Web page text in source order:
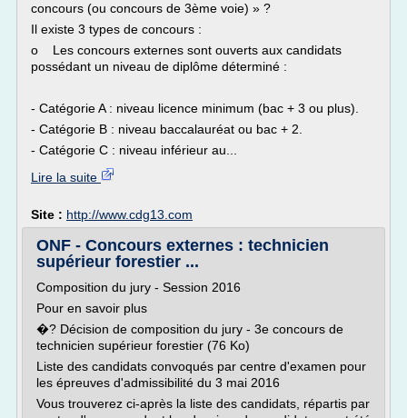
concours (ou concours de 3ème voie) » ?
Il existe 3 types de concours :
o Les concours externes sont ouverts aux candidats
possédant un niveau de diplôme déterminé :
- Catégorie A : niveau licence minimum (bac + 3 ou plus).
- Catégorie B : niveau baccalauréat ou bac + 2.
- Catégorie C : niveau inférieur au...
Lire la suite
Site : http://www.cdg13.com
ONF - Concours externes : technicien
supérieur forestier ...
Composition du jury - Session 2016
Pour en savoir plus
�? Décision de composition du jury - 3e concours de
technicien supérieur forestier (76 Ko)
Liste des candidats convoqués par centre d'examen pour
les épreuves d'admissibilité du 3 mai 2016
Vous trouverez ci-après la liste des candidats, répartis par